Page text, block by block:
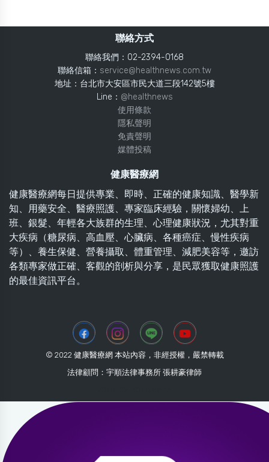
聯絡方式
聯絡我們：02-2394-0168
聯絡信箱： service@healthnews.com.tw
地址：台北市大安區市民大道三段142號5樓
Line： @healthnews
使用條款
隱私聲明
免責聲明
媒體投稿
健康醫療網
健康醫療網每日提供專業、即時、正確的健康知識、醫學新
知、用藥安全、醫療照護、專家臨床經驗，關懷婦幼、上
班、銀髮、年輕各大族群的生理、心理健康狀況，尤其對重
大疾病（糖尿病、高血壓、心臟病、各種癌症、慢性疾病
等）、養生保健、營養攝取、體重管理、減肥美容等，邀訪
各類專家做正確、客觀的剖析與分享，是民眾獲取健康照護
的最佳資訊平台。
© 2022 健康醫療網 本站內容，非經授權，嚴禁轉載
法律顧問：宇順法律事務所 張耕豪律師